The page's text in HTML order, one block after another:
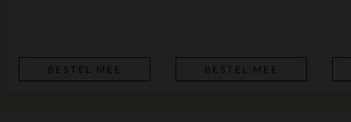
BESTEL MEE BESTEL MEE